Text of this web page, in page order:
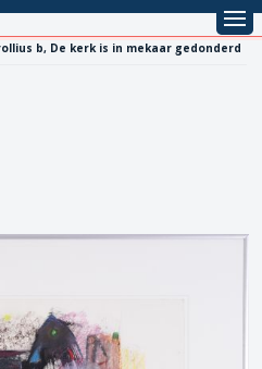
b, De kerk is in mekaar gedonderd